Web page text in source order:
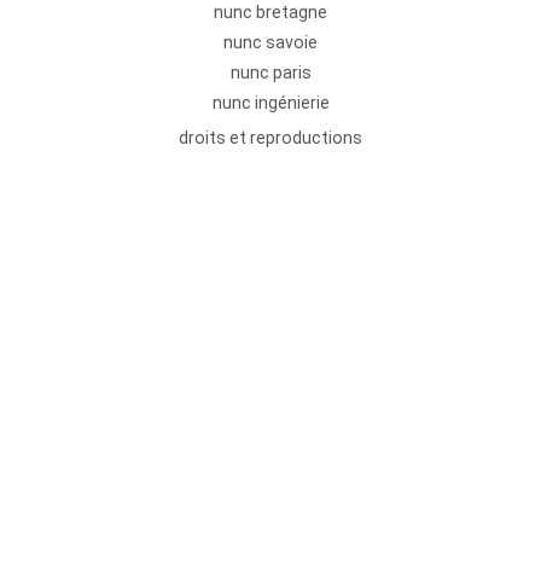
nunc bretagne
nunc savoie
nunc paris
nunc ingénierie
droits et reproductions